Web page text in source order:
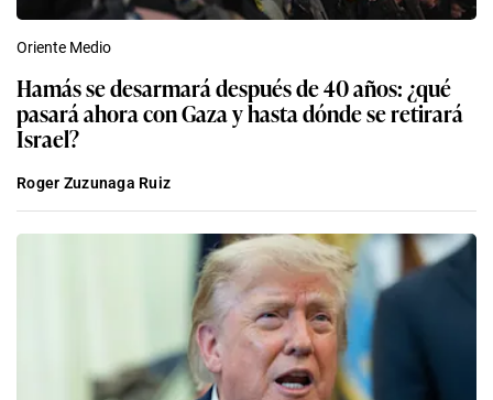
Oriente Medio
Hamás se desarmará después de 40 años: ¿qué
pasará ahora con Gaza y hasta dónde se retirará
Israel?
Roger Zuzunaga Ruiz